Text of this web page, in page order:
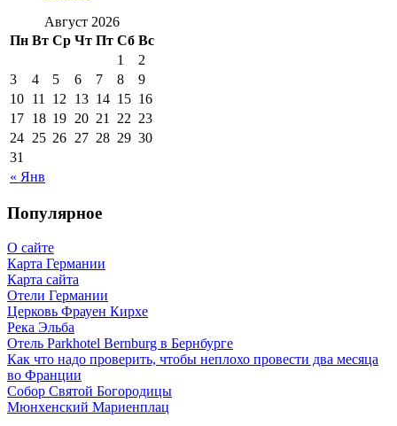
Август 2026
Пн Вт Ср Чт Пт Сб Вс
« Янв
1
2
3
4 5 6 7 8
9
10 11 12 13 14 15 16
17 18 19 20 21 22 23
24 25 26 27 28 29 30
31
Популярное
О сайте
Карта Германии
Карта сайта
Отели Германии
Церковь Фрауен Кирхе
Река Эльба
Отель Parkhotel Bernburg в Бернбурге
Как что надо проверить, чтобы неплохо провести два месяца
во Франции
Собор Святой Богородицы
Мюнхенский Мариенплац